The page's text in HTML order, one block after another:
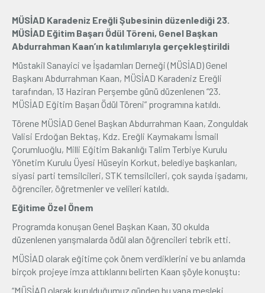
Üyelik
E-İşlemler
İletişim Hakkımızda Galeri
MÜSİAD Karadeniz Ereğli Şubesinin düzenlediği 23.
MÜSİAD Eğitim Başarı Ödül Töreni, Genel Başkan
Abdurrahman Kaan’ın katılımlarıyla gerçekleştirildi
Müstakil Sanayici ve İşadamları Derneği (MÜSİAD) Genel
Başkanı Abdurrahman Kaan, MÜSİAD Karadeniz Ereğli
tarafından, 13 Haziran Perşembe günü düzenlenen “23.
MÜSİAD Eğitim Başarı Ödül Töreni” programına katıldı.
Törene MÜSİAD Genel Başkan Abdurrahman Kaan, Zonguldak
Valisi Erdoğan Bektaş, Kdz. Ereğli Kaymakamı İsmail
Çorumluoğlu, Milli Eğitim Bakanlığı Talim Terbiye Kurulu
Yönetim Kurulu Üyesi Hüseyin Korkut, belediye başkanları,
siyasi parti temsilcileri, STK temsilcileri, çok sayıda işadamı,
öğrenciler, öğretmenler ve velileri katıldı.
Eğitime Özel Önem
Programda konuşan Genel Başkan Kaan, 30 okulda
düzenlenen yarışmalarda ödül alan öğrencileri tebrik etti.
MÜSİAD olarak eğitime çok önem verdiklerini ve bu anlamda
birçok projeye imza attıklarını belirten Kaan şöyle konuştu:
“MÜSİAD olarak kurulduğumuz günden bu yana mesleki